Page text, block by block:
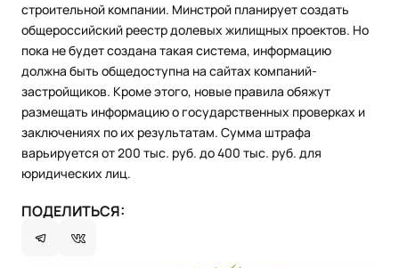
строительной компании. Минстрой планирует создать
общероссийский реестр долевых жилищных проектов. Но
пока не будет создана такая система, информацию
должна быть общедоступна на сайтах компаний-
застройщиков. Кроме этого, новые правила обяжут
размещать информацию о государственных проверках и
заключениях по их результатам. Сумма штрафа
варьируется от 200 тыс. руб. до 400 тыс. руб. для
юридических лиц.
ПОДЕЛИТЬСЯ: